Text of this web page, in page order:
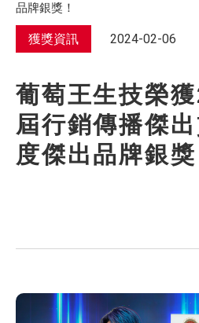
品牌銀獎！
獲獎資訊 2024-02-06
葡萄王生技榮
屆行銷傳播傑
度傑出品牌銀獎